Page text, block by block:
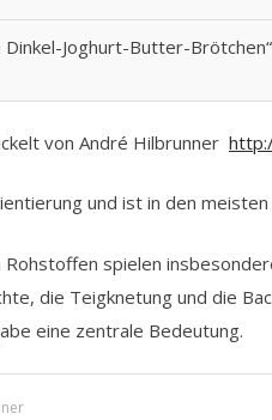
Dinkel-Joghurt-Butter-
von André Hilbrunner
und ist in den
spielen
die Teigknetung und die
eine zentrale Bedeutung.